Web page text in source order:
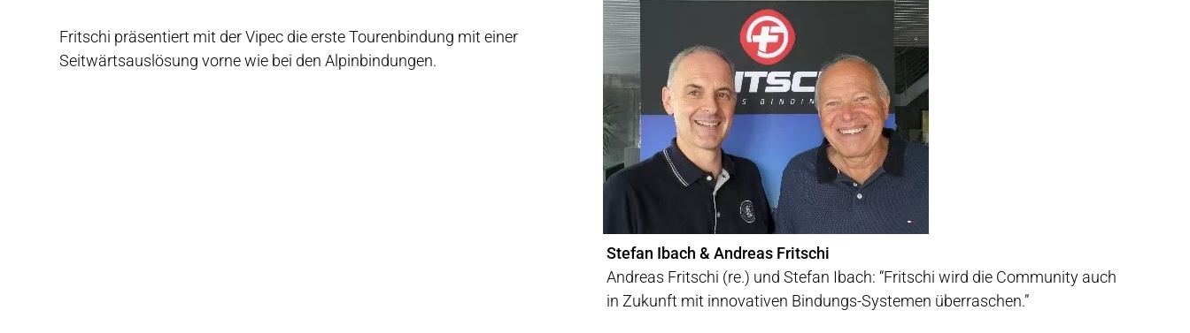
Fritschi präsentiert mit der Vipec die erste Tourenbindung mit einer
Seitwärtsauslösung vorne wie bei den Alpinbindungen.
Stefan Ibach & Andreas Fritschi
Andreas Fritschi (re.) und Stefan Ibach: “Fritschi wird die Community auch
in Zukunft mit innovativen Bindungs-Systemen überraschen.”